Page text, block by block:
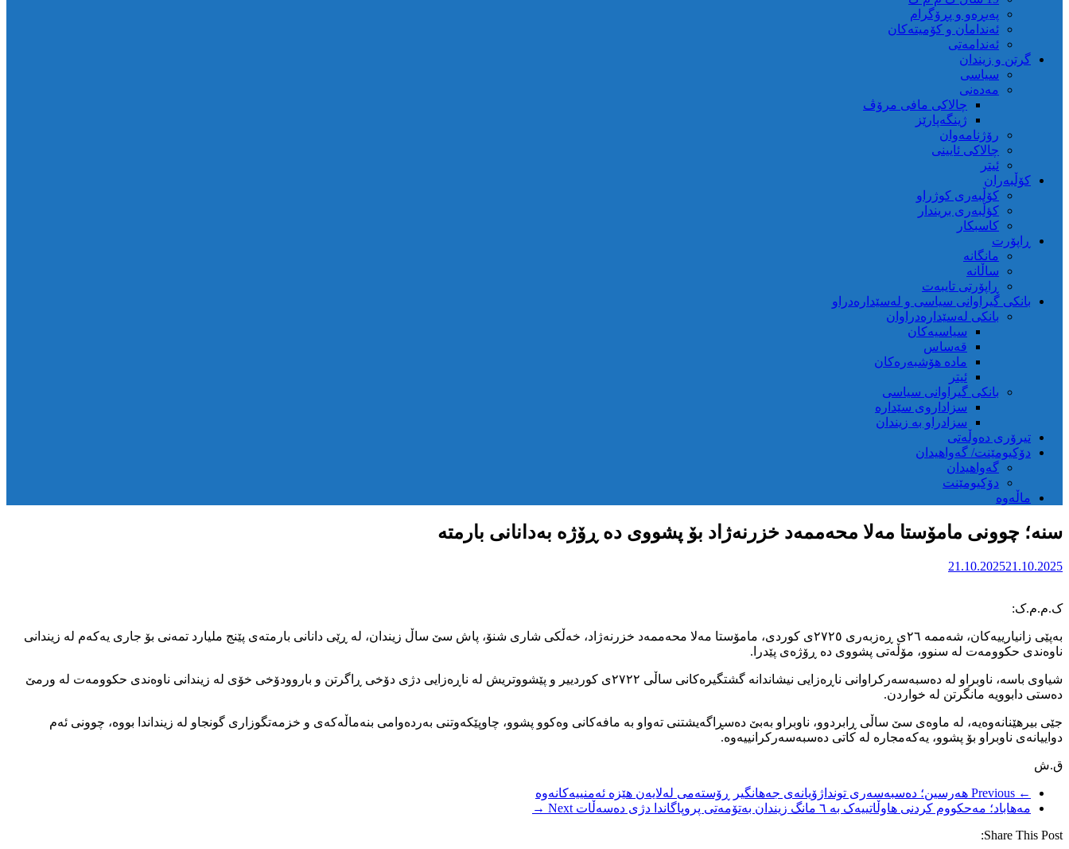
پەیڕەو و پڕۆگرام
ئەندامان و کۆمیتەکان
ئەندامەتی
گرتن و زیندان
سیاسی
مەدەنی
چالاکی مافی مرۆڤ
ژینگەپارێز
رۆژنامەوان
چالاکی ئایینی
ئیتر
کۆڵبەران
کۆڵبەری کوژراو
کؤڵبەری بریندار
کاسبکار
ڕاپۆرت
مانگانە
ساڵانە
ڕاپۆرتی تایبەت
بانکی گیراوانی سیاسی و لەسێدارەدراو
بانکی لەسێدارەدراوان
سیاسیەکان
قەساس
مادە هۆشبەرەکان
ئیتر
بانکی گیراوانی سیاسی
سزاداروی سێدارە
سزادراو بە زیندان
تیرۆری دەوڵەتی
دۆکیومێنت/ گەواهیدان
گەواهیدان
دۆکیومێنت
ماڵەوە
سنە؛ چوونی مامۆستا مەلا محەممەد خزرنەژاد بۆ پشووی دە ڕۆژە بەدانانی بارمتە
21.10.202521.10.2025
ک.م.م.ک:
بەپێی زانیارییەکان، شەممە ٢٦ی ڕەزبەری ٢٧٢٥ی کوردی، مامۆستا مەلا محەممەد خزرنەژاد، خەڵکی شاری شنۆ، پاش سێ ساڵ زیندان، لە ڕێی دانانی بارمتەی پێنج ملیارد تمەنی بۆ جاری یەکەم لە زیندانی
ناوەندی حکوومەت لە سنوو، مۆڵەتی پشووی دە ڕۆژەی پێدرا.
شیاوی باسە، ناوبراو لە دەسبەسەرکراوانی ناڕەزایی نیشاندانە گشتگیرەکانی ساڵی ٢٧٢٢ی کوردییر و پێشووتریش لە ناڕەزایی دژی دۆخی ڕاگرتن و باروودۆخی خۆی لە زیندانی ناوەندی حکوومەت لە ورمێ
دەستی دابوویە مانگرتن لە خواردن.
جێی بیرهێنانەوەیە، لە ماوەی سێ ساڵی ڕابردوو، ناوبراو بەبێ دەسڕاگەیشتنی تەواو بە مافەکانی وەکوو پشوو، چاوپێکەوتنی بەردەوامی بنەماڵەکەی و خزمەتگوزاری گونجاو لە زینداندا بووە، چوونی ئەم
دواییانەی ناوبراو بۆ پشوو، یەکەمجارە لە کاتی دەسبەسەرکرانییەوە.
ق.ش
← Previous
هەرسین؛ دەسبەسەری تونداژۆیانەی جەهانگیر ڕۆستەمی لەلایەن هێزە ئەمنییەکانەوە
مەهاباد؛ مەحکووم کردنی هاوڵاتییەک بە ٦ مانگ زیندان بەتۆمەتی پروپاگاندا دژی دەسەڵات
Next →
Share This Post: